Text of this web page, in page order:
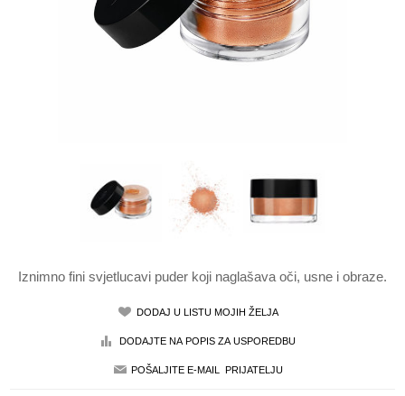
Iznimno fini svjetlucavi puder koji naglašava oči, usne i obraze.